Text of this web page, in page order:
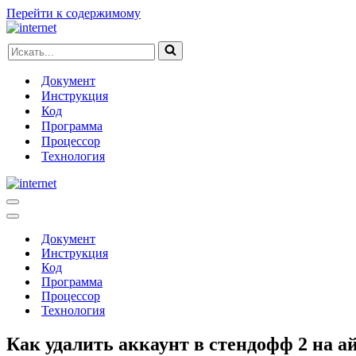
Перейти к содержимому
Искать...
Документ
Инструкция
Код
Программа
Процессор
Технология
Меню
навигации
Меню
навигацииДокумент
Инструкция
Код
Программа
Процессор
Технология
Как удалить аккаунт в стендофф 2 на